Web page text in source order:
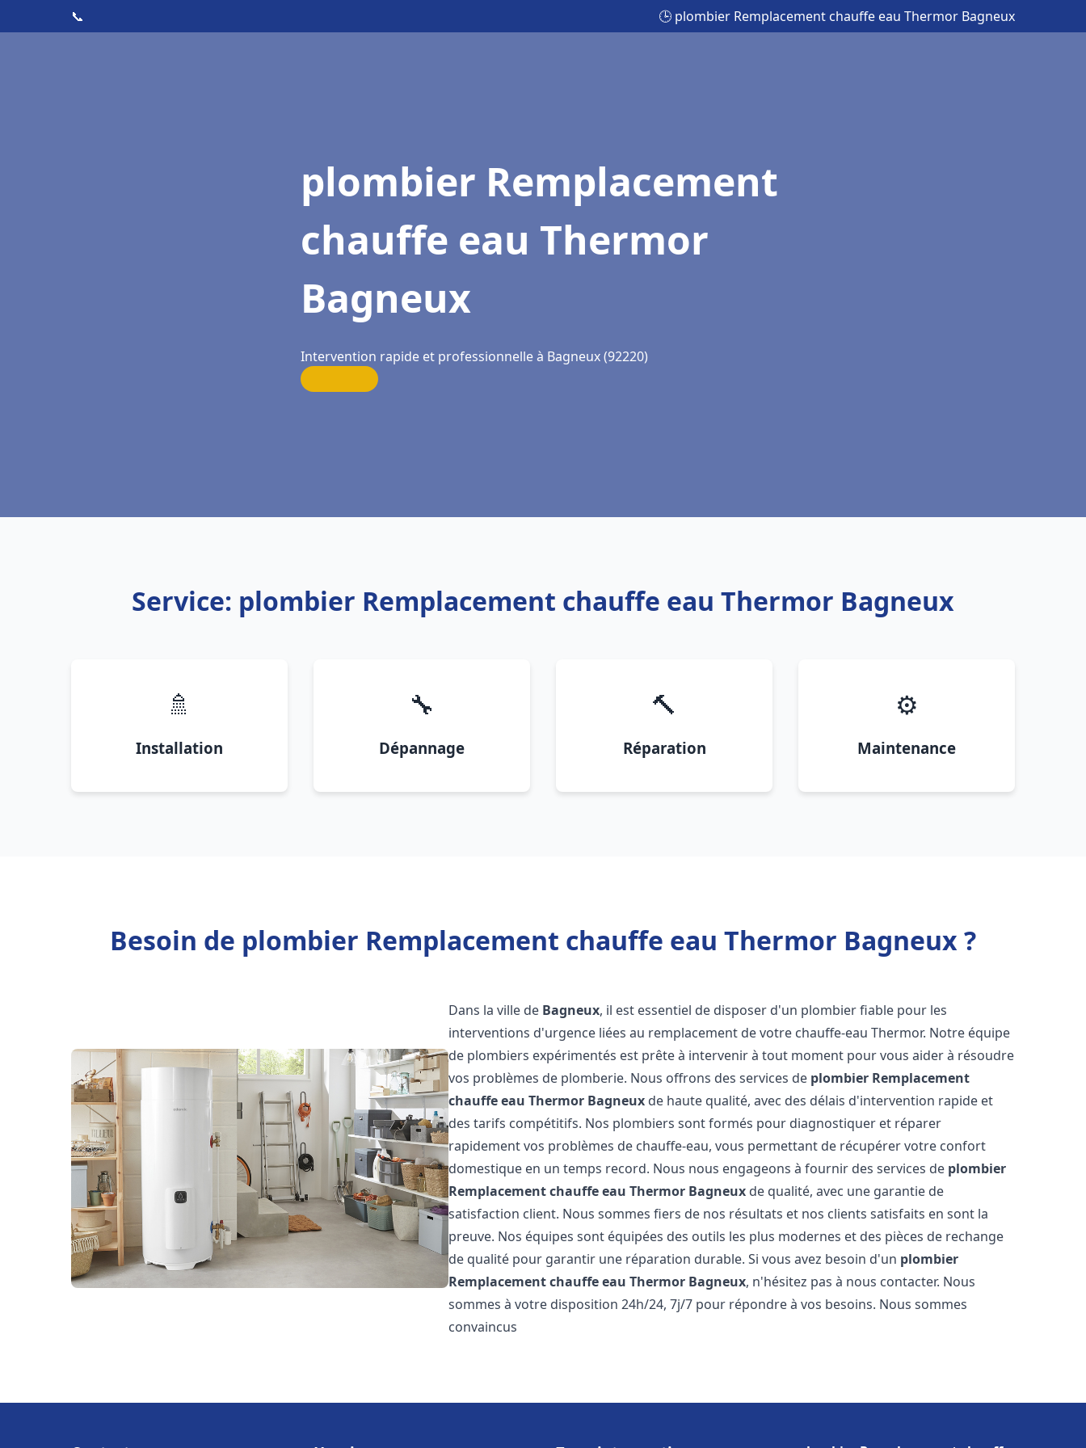
📞 🕒 plombier Remplacement chauffe eau Thermor Bagneux
plombier Remplacement
chauffe eau Thermor
Bagneux
Intervention rapide et professionnelle à Bagneux (92220)
Service: plombier Remplacement chauffe eau Thermor Bagneux
🚿
Installation
🔧
Dépannage
🔨
Réparation
⚙️
Maintenance
Besoin de plombier Remplacement chauffe eau Thermor Bagneux ?
Dans la ville de Bagneux, il est essentiel de disposer d'un plombier fiable pour les
interventions d'urgence liées au remplacement de votre chauffe-eau Thermor. Notre équipe
de plombiers expérimentés est prête à intervenir à tout moment pour vous aider à résoudre
vos problèmes de plomberie. Nous offrons des services de plombier Remplacement
chauffe eau Thermor Bagneux de haute qualité, avec des délais d'intervention rapide et
des tarifs compétitifs. Nos plombiers sont formés pour diagnostiquer et réparer
rapidement vos problèmes de chauffe-eau, vous permettant de récupérer votre confort
domestique en un temps record. Nous nous engageons à fournir des services de plombier
Remplacement chauffe eau Thermor Bagneux de qualité, avec une garantie de
satisfaction client. Nous sommes fiers de nos résultats et nos clients satisfaits en sont la
preuve. Nos équipes sont équipées des outils les plus modernes et des pièces de rechange
de qualité pour garantir une réparation durable. Si vous avez besoin d'un plombier
Remplacement chauffe eau Thermor Bagneux, n'hésitez pas à nous contacter. Nous
sommes à votre disposition 24h/24, 7j/7 pour répondre à vos besoins. Nous sommes
convaincus